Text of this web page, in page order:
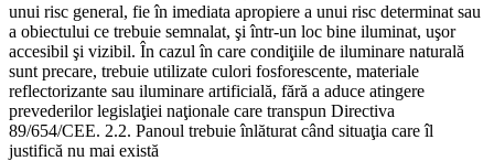
unui risc general, fie în imediata apropiere a unui risc determinat sau
a obiectului ce trebuie semnalat, şi într-un loc bine iluminat, uşor
accesibil şi vizibil. În cazul în care condiţiile de iluminare naturală
sunt precare, trebuie utilizate culori fosforescente, materiale
reflectorizante sau iluminare artificială, fără a aduce atingere
prevederilor legislaţiei naţionale care transpun Directiva
89/654/CEE. 2.2. Panoul trebuie înlăturat când situaţia care îl
justifică nu mai există